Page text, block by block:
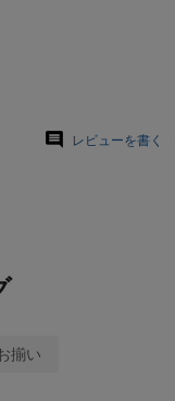
レビューを書く
揃い